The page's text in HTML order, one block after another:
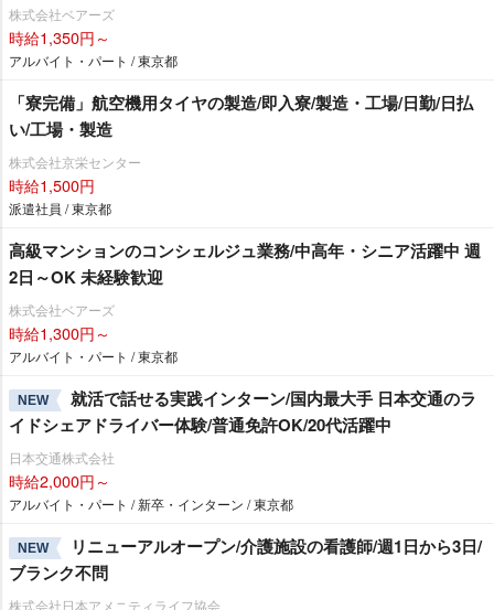
株式会社ベアーズ
時給1,350円～
アルバイト・パート / 東京都
「寮完備」航空機用タイヤの製造/即入寮/製造・工場/日勤/日払
い/工場・製造
株式会社京栄センター
時給1,500円
派遣社員 / 東京都
高級マンションのコンシェルジュ業務/中高年・シニア活躍中 週
2日～OK 未経験歓迎
株式会社ベアーズ
時給1,300円～
アルバイト・パート / 東京都
NEW
就活で話せる実践インターン/国内最大手 日本交通のラ
イドシェアドライバー体験/普通免許OK/20代活躍中
日本交通株式会社
時給2,000円～
アルバイト・パート / 新卒・インターン / 東京都
NEW
リニューアルオープン/介護施設の看護師/週1日から3日/
ブランク不問
株式会社日本アメニティライフ協会